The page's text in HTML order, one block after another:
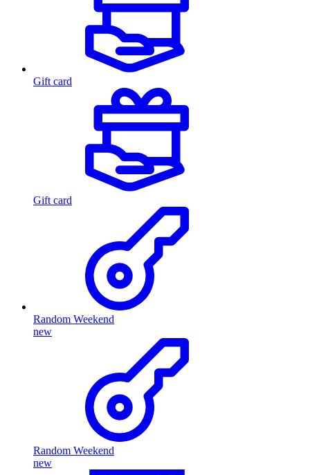
Gift card
Gift card
Random Weekend
new
Random Weekend
new